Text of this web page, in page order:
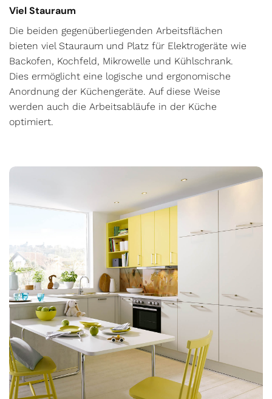
Viel Stauraum
Die beiden gegenüberliegenden Arbeitsflächen
bieten viel Stauraum und Platz für Elektrogeräte wie
Backofen, Kochfeld, Mikrowelle und Kühlschrank.
Dies ermöglicht eine logische und ergonomische
Anordnung der Küchengeräte. Auf diese Weise
werden auch die Arbeitsabläufe in der Küche
optimiert.